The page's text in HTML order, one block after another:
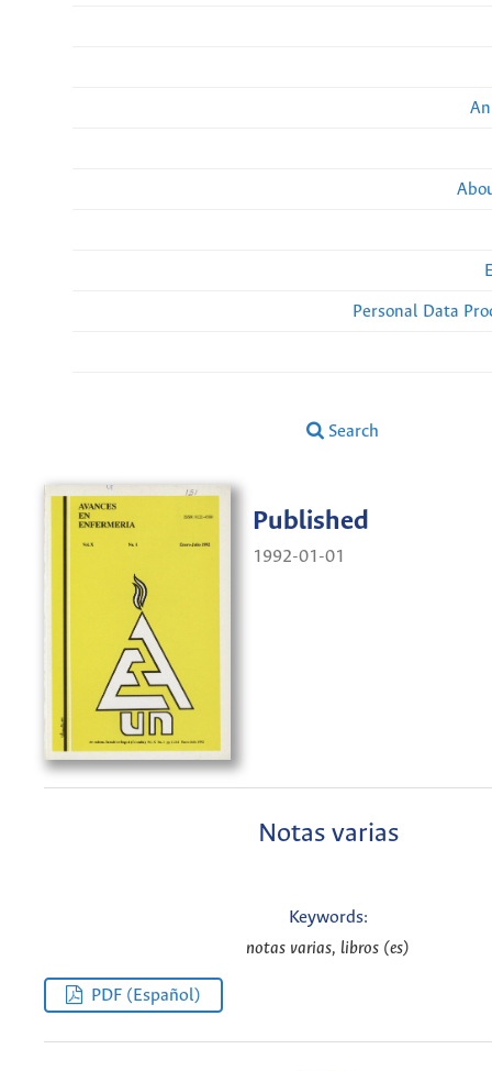
Personal Data
Search
Published
1992-01-01
Notas varias
Keywords:
notas varias, libros (es)
PDF (Español)